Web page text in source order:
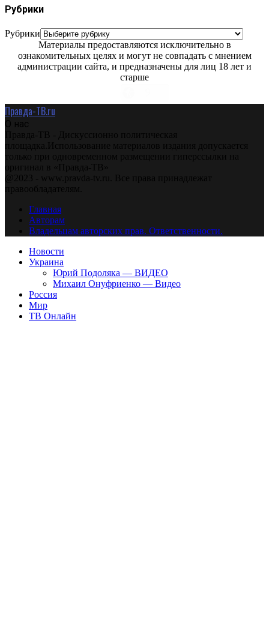
Рубрики
Рубрики
Материалы предоставляются исключительно в
ознакомительных целях и могут не совпадать с мнением
администрации сайта, и предназначены для лиц 18 лет и
старше
Правда-ТВ.ru
О нас
Правда-ТВ - Дискуссионно политическая
площадка.Использование материалов издания допускается
только при одновременном размещении гиперссылки на
оригинал в «Правда-ТВ»
@2023 - www.pravda-tv.ru. Все права принадлежат
правообладателям.
Главная
Авторам
Владельцам авторских прав. Ответственности.
Новости
Украина
Юрий Подоляка — ВИДЕО
Михаил Онуфриенко — Видео
Россия
Мир
ТВ Онлайн